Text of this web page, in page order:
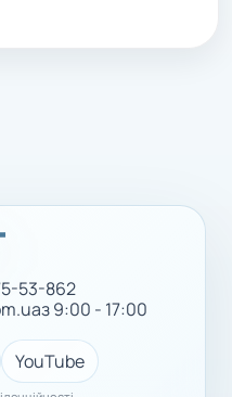
53-862
з 9:00 - 17:00
YouTube